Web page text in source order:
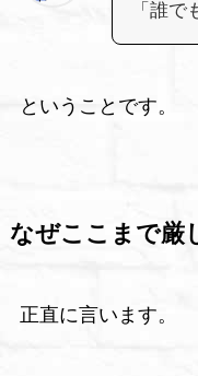
「誰で
ということです。
なぜここまで厳
正直に言います。